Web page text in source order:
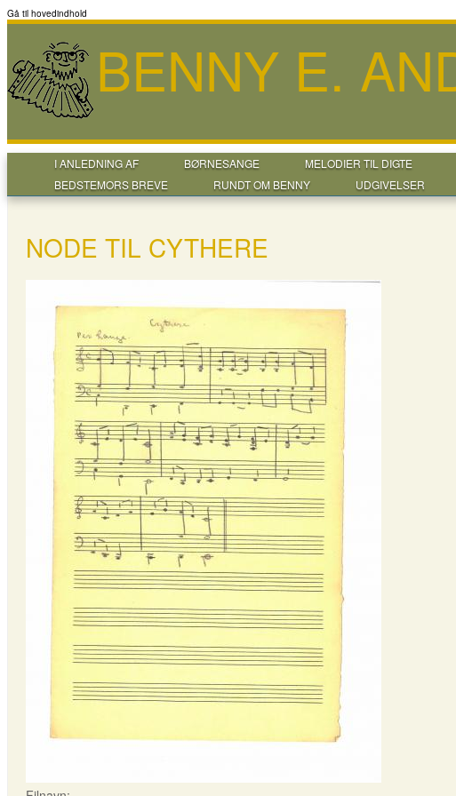
Gå til hovedindhold
BENNY E.
I ANLEDNING AF BØRNESANGE MELODIER TIL DIGTE
BEDSTEMORS BREVE
RUNDT OM BENNY UDGIVELSER
NODE TIL CYTHERE